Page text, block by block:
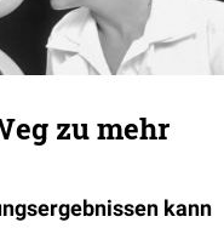
zu mehr
kann